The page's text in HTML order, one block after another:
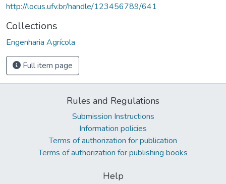
http://locus.ufv.br/handle/123456789/641
Collections
Engenharia Agrícola
Full item page
Rules and Regulations
Submission Instructions
Information policies
Terms of authorization for publication
Terms of authorization for publishing books
Help